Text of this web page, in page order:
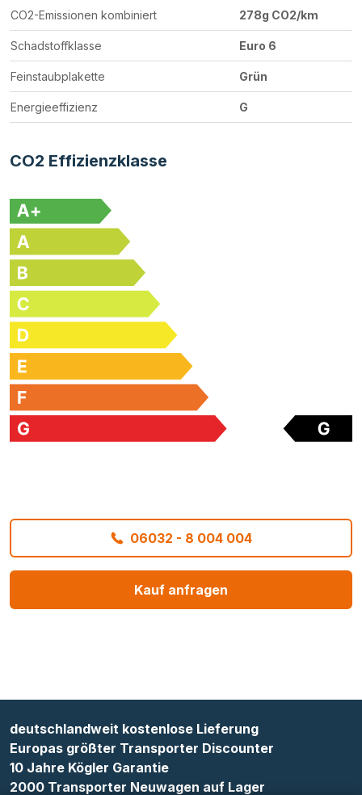
CO2-Emissionen kombiniert 278g CO2/km
Schadstoffklasse Euro 6
Feinstaubplakette Grün
Energieeffizienz G
CO2 Effizienzklasse
06032 - 8 004 004
Kauf anfragen
deutschlandweit kostenlose Lieferung
Europas größter Transporter Discounter
10 Jahre Kögler Garantie
2000 Transporter Neuwagen auf Lager